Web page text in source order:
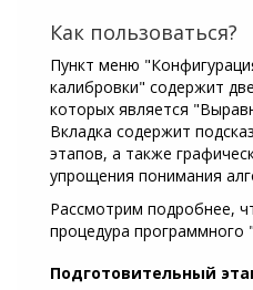
Как пользоваться?
Пункт меню
калибровки" содержит
которых является
Вкладка содержит
этапов, а также
упрощения понимания
Рассмотрим подробнее,
процедура
Подготовительный